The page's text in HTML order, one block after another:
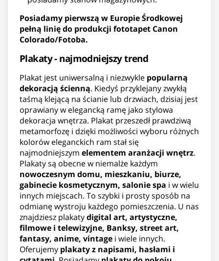
Posiadamy pierwszą w Europie Środkowej
pełną linię do produkcji fototapet Canon
Colorado/Fotoba.
Plakaty - najmodniejszy trend
Plakat jest uniwersalną i niezwykle popularną
dekoracją ścienną. Kiedyś przyklejany zwykłą
taśmą klejącą na ścianie lub drzwiach, dzisiaj jest
oprawiany w elegancką ramę jako stylowa
dekoracja wnętrza. Plakat przeszedł prawdziwą
metamorfozę i dzięki możliwości wyboru różnych
kolorów eleganckich ram stał się
najmodniejszym elementem aranżacji wnętrz.
Plakaty są obecne w niemalże każdym
nowoczesnym domu, mieszkaniu, biurze,
gabinecie kosmetycznym, salonie spa i w wielu
innych miejscach. To szybki i prosty sposób na
odmianę wystroju każdego pomieszczenia. U nas
znajdziesz plakatydigital art, artystyczne,
filmowe i telewizyjne, Banksy, street art,
fantasy, anime, vintage i wiele innych.
Oferujemy plakaty z napisami, hasłami i